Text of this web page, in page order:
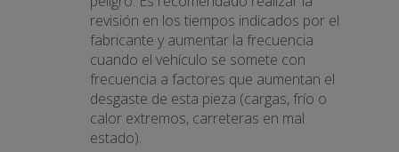
revisión en los tiempos indicados por el
fabricante y aumentar la frecuencia
cuando el vehículo se somete con
frecuencia a factores que aumentan el
desgaste de esta pieza (cargas, frío o
calor extremos, carreteras en mal
estado).